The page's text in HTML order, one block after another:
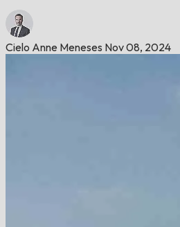
Cielo Anne Meneses Nov 08, 2024